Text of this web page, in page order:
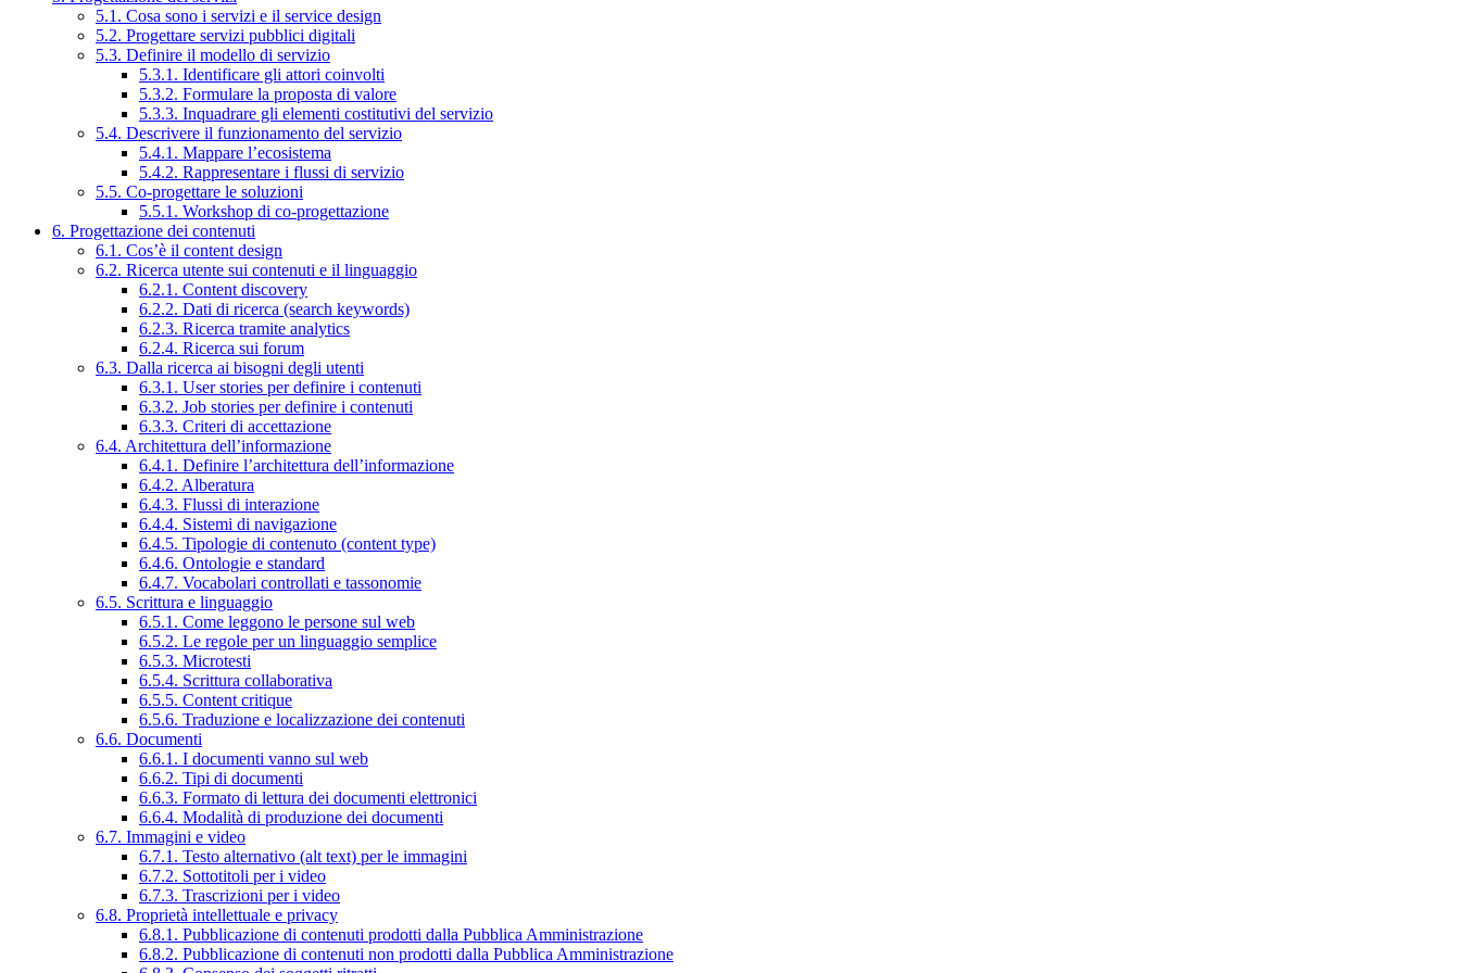
5.1. Cosa sono i servizi e il service design
5.2. Progettare servizi pubblici digitali
5.3. Definire il modello di servizio
5.3.1. Identificare gli attori coinvolti
5.3.2. Formulare la proposta di valore
5.3.3. Inquadrare gli elementi costitutivi del servizio
5.4. Descrivere il funzionamento del servizio
5.4.1. Mappare l’ecosistema
5.4.2. Rappresentare i flussi di servizio
5.5. Co-progettare le soluzioni
5.5.1. Workshop di co-progettazione
6. Progettazione dei contenuti
6.1. Cos’è il content design
6.2. Ricerca utente sui contenuti e il linguaggio
6.2.1. Content discovery
6.2.2. Dati di ricerca (search keywords)
6.2.3. Ricerca tramite analytics
6.2.4. Ricerca sui forum
6.3. Dalla ricerca ai bisogni degli utenti
6.3.1. User stories per definire i contenuti
6.3.2. Job stories per definire i contenuti
6.3.3. Criteri di accettazione
6.4. Architettura dell’informazione
6.4.1. Definire l’architettura dell’informazione
6.4.2. Alberatura
6.4.3. Flussi di interazione
6.4.4. Sistemi di navigazione
6.4.5. Tipologie di contenuto (content type)
6.4.6. Ontologie e standard
6.4.7. Vocabolari controllati e tassonomie
6.5. Scrittura e linguaggio
6.5.1. Come leggono le persone sul web
6.5.2. Le regole per un linguaggio semplice
6.5.3. Microtesti
6.5.4. Scrittura collaborativa
6.5.5. Content critique
6.5.6. Traduzione e localizzazione dei contenuti
6.6. Documenti
6.6.1. I documenti vanno sul web
6.6.2. Tipi di documenti
6.6.3. Formato di lettura dei documenti elettronici
6.6.4. Modalità di produzione dei documenti
6.7. Immagini e video
6.7.1. Testo alternativo (alt text) per le immagini
6.7.2. Sottotitoli per i video
6.7.3. Trascrizioni per i video
6.8. Proprietà intellettuale e privacy
6.8.1. Pubblicazione di contenuti prodotti dalla Pubblica Amministrazione
6.8.2. Pubblicazione di contenuti non prodotti dalla Pubblica Amministrazione